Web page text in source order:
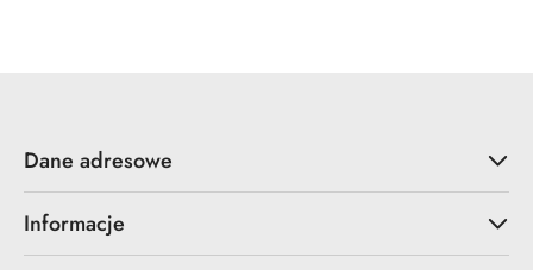
Dane adresowe
Informacje